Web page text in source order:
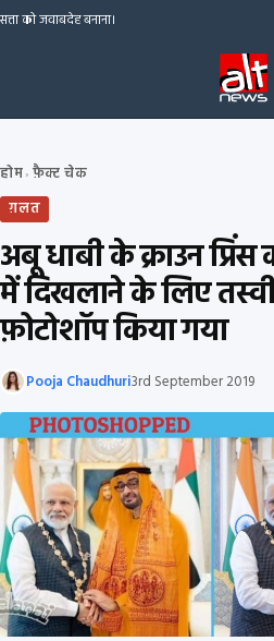
Skip to content
सत्ता को जवाबदेह बनाना।
होम› फ़ैक्ट चेक
ग़लत
अबू धाबी के क्राउन प्रिंस
में दिखलाने के लिए
फ़ोटोशॉप किया गया
Pooja Chaudhuri3rd September 2019